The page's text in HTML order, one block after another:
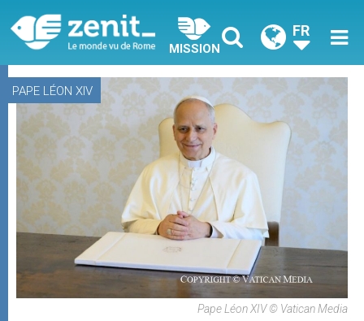
MISSION
FR
PAPE LÉON XIV
Pape Léon XIV © Vatican Media